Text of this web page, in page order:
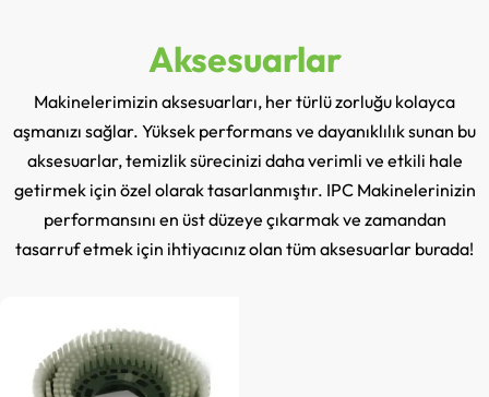
Aksesuarlar
Makinelerimizin aksesuarları, her türlü zorluğu kolayca
aşmanızı sağlar. Yüksek performans ve dayanıklılık sunan bu
aksesuarlar, temizlik sürecinizi daha verimli ve etkili hale
getirmek için özel olarak tasarlanmıştır. IPC Makinelerinizin
performansını en üst düzeye çıkarmak ve zamandan
tasarruf etmek için ihtiyacınız olan tüm aksesuarlar burada!